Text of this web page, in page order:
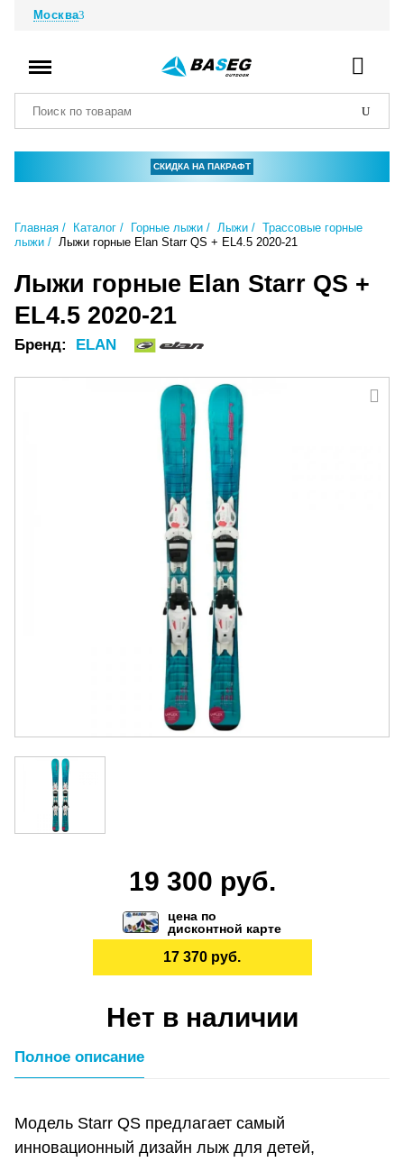
Москва
СКИДКА НА ПАКРАФТ
Главная Каталог Горные лыжи Лыжи
Трассовые горные
лыжи
Лыжи горные Elan Starr QS + EL4.5 2020-21
Лыжи горные Elan Starr QS +
EL4.5 2020-21
Бренд: ELAN
19 300 руб.
цена по
дисконтной карте
17 370 руб.
Нет в наличии
Полное описание
Модель Starr QS предлагает самый
инновационный дизайн лыж для детей,